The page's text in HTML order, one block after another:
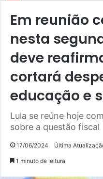
Em reunião
nesta
deve
cortará
educação e
Lula se reúne hoje
sobre a questão fiscal
17/06/2024 Última
1 minuto de leitura